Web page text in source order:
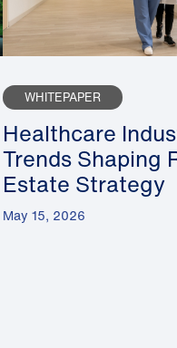
WHITEPAPER
Healthcare
Trends Shaping
Estate Strategy
May 15, 2026